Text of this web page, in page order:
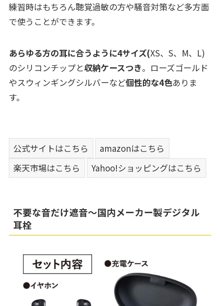
練習時はもちろん聴覚過敏の方や騒音対策など多方面
で使うことができます。
あらゆる方の耳に合うように4サイズ(XS、S、M、L)
のシリコンチップと収納ケースつき。ローズゴールド
やスウィンギングシルバーなど個性的な4色ありま
す。
公式サイトはこちら
amazonはこちら
楽天市場はこちら
Yahoo!ショッピングはこちら
不要な音だけ遮音～国内メーカー製デジタル
耳栓